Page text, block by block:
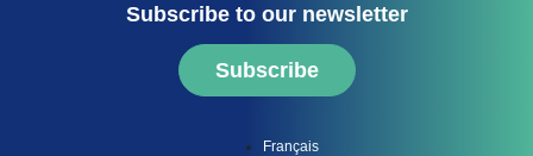
Subscribe to our newsletter
Subscribe
Français